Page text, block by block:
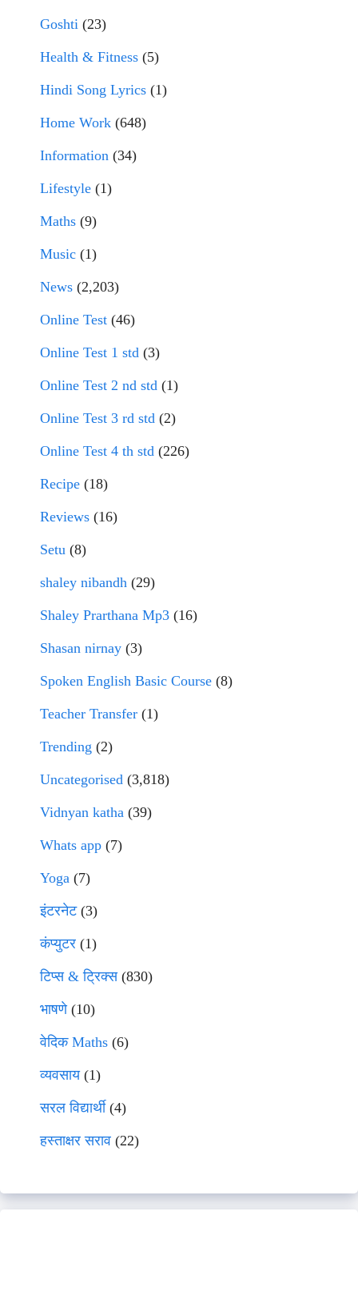
Goshti (23)
Health & Fitness (5)
Hindi Song Lyrics (1)
Home Work (648)
Information (34)
Lifestyle (1)
Maths (9)
Music (1)
News (2,203)
Online Test (46)
Online Test 1 std (3)
Online Test 2 nd std (1)
Online Test 3 rd std (2)
Online Test 4 th std (226)
Recipe (18)
Reviews (16)
Setu (8)
shaley nibandh (29)
Shaley Prarthana Mp3 (16)
Shasan nirnay (3)
Spoken English Basic Course (8)
Teacher Transfer (1)
Trending (2)
Uncategorised (3,818)
Vidnyan katha (39)
Whats app (7)
Yoga (7)
इंटरनेट(3)
कंप्युटर (1)
टिप्स & ट्रिक्स(830)
भाषणे(10)
वेदिक Maths (6)
व्यवसाय(1)
सरल विद्यार्थी(4)
हस्ताक्षर सराव (22)